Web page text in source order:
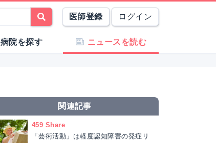
医師登録 ログイン
病院を探す ニュースを読む
関連記事
459 Share
「芸術活動」は軽度認知障害の発症リ